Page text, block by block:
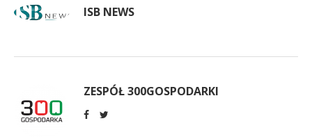
ISB NEWS
ZESPÓŁ 300GOSPODARKI